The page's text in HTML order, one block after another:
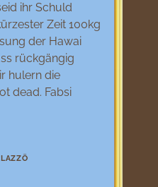
ihr Schuld
Zeit 100kg
der Hawai
rückgängig
hulern die
dead. Fabsi